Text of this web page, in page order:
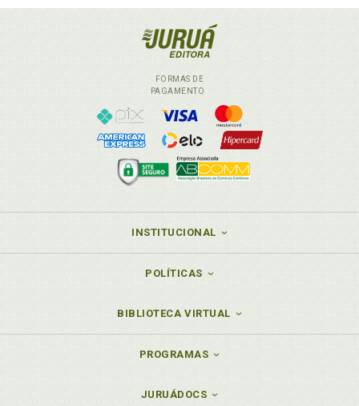
FORMAS DE
PAGAMENTO
INSTITUCIONAL
POLÍTICAS
BIBLIOTECA VIRTUAL
PROGRAMAS
JURUÁDOCS